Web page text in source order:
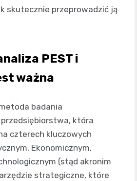
skutecznie przeprowadzić ją
PEST i
ważna
badania
która
czterech kluczowych
Ekonomicznym,
(stąd akronim
strategiczne, które